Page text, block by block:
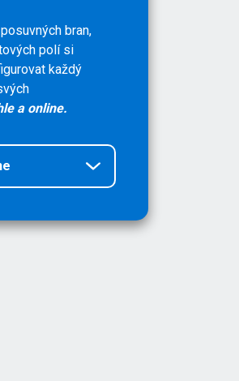
bran,
polí si
každý
a online.